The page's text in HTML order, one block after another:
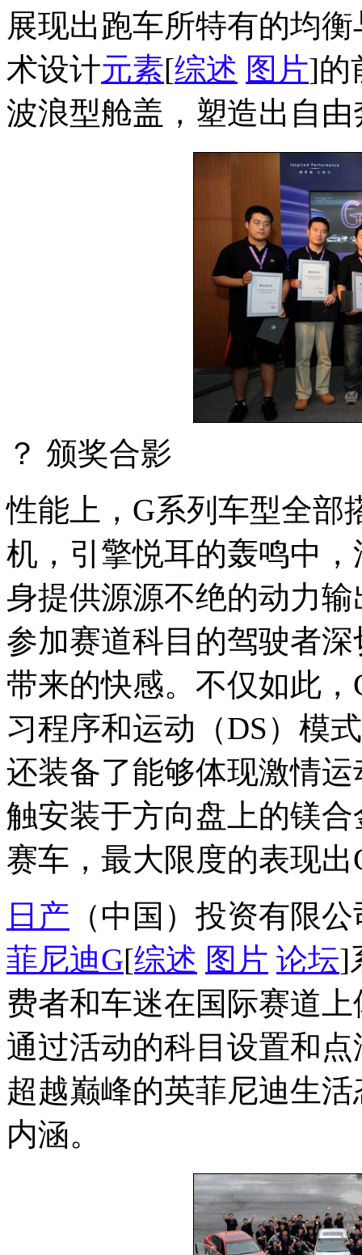
展现出跑车所特有的均
术设计元素[综述 图片]的
波浪型舱盖，塑造出自
？ 颁奖合影
性能上，G系列车型全部
机，引擎悦耳的轰鸣中
身提供源源不绝的动力
参加赛道科目的驾驶者
带来的快感。不仅如此
习程序和运动（DS）模
还装备了能够体现激情
触安装于方向盘上的镁
赛车，最大限度的表现
日产 （中国）投资有限
菲尼迪G[综述 图片 论坛]
费者和车迷在国际赛道
通过活动的科目设置和
超越巅峰的英菲尼迪生
内涵。